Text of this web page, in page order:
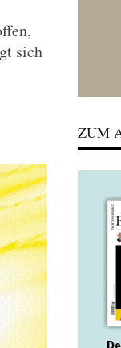
sich
ZUM